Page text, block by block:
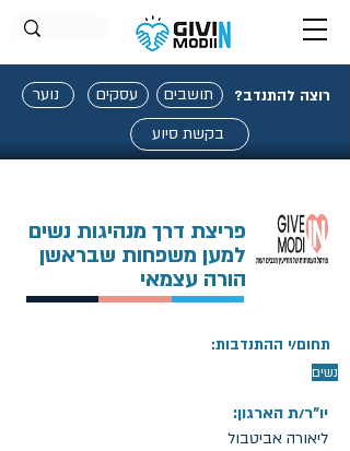
נוער עסקים תושבים רוצה להתנדב?
בקשת סיוע
פריצת דרך מנהיגות נשים
למען משפחות שבראשן
הורה עצמאי
תחום/י ההתנדבות:
נשים
יו"ר/ת הארגון:
ליאורה אביטבול